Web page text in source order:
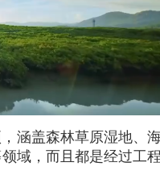
涵盖森林草原湿地、
域，而且都是经过工